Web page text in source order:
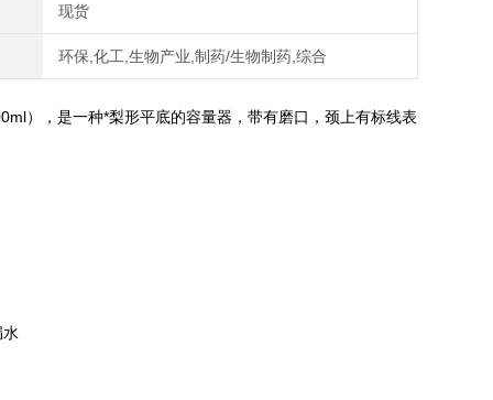
现货
环保,化工,生物产业,制药/生物制药,综合
），是一种*梨形平底的容量器，带有磨口，颈上有标线表